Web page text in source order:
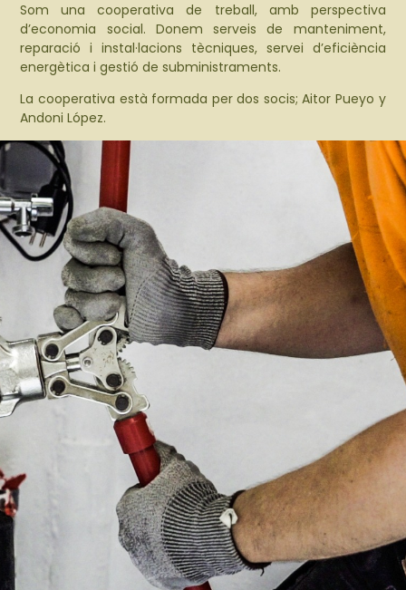
Som una cooperativa de treball, amb perspectiva
d’economia social. Donem serveis de manteniment,
reparació i instal·lacions tècniques, servei d’eficiència
energètica i gestió de subministraments.
La cooperativa està formada per dos socis; Aitor Pueyo y
Andoni López.